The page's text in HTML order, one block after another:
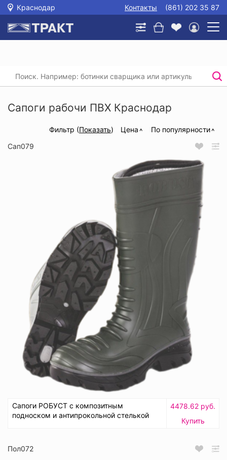
Краснодар Контакты (861) 202 35 87
Главная / /
Сапоги резиновые, ПВХ и ЭВА
/ Сапоги рабочи ПВХ
Сапоги рабочи ПВХ Краснодар
Фильтр (Показать) Цена
По популярности
Сап079
Сапоги РОБУСТ с композитным
подноском и антипрокольной стелькой
4478.62 руб.
Купить
Пол072